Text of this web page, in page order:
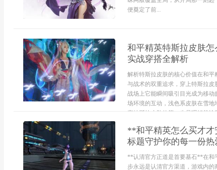
便奠定了前...
和平精英特斯拉皮肤
实战穿搭全解析
解析特斯拉皮肤的核心价值在和
与战术的双重追求，穿上特斯拉
战场上它能瞬间吸引目光成为移
场环境的互动，浅色系皮肤在雪
穿特斯拉皮肤的第一步是理解其涂
**和平精英怎么买才
标题守护你的每一份
**认清官方正道是首要基石**在和
步永远是认清官方渠道，游戏内